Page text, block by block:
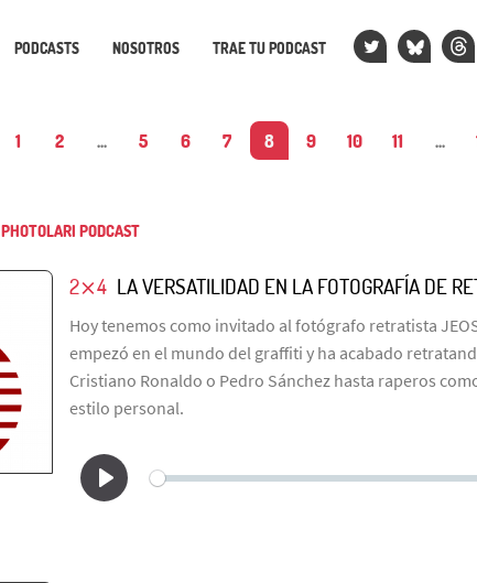
PODCASTS NOSOTROS TRAE TU PODCAST
1 2 ... 5 6 7 8 9 10 11 ...
PHOTOLARI PODCAST
2⨯4 LA VERSATILIDAD EN LA FOTOGRAFÍA DE
Hoy tenemos como invitado al fotógrafo retratista
empezó en el mundo del graffiti y ha acabado
Cristiano Ronaldo o Pedro Sánchez hasta raperos
estilo personal.